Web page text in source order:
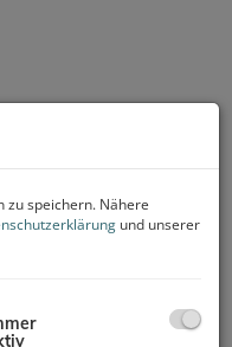
zu speichern. Nähere
und unserer